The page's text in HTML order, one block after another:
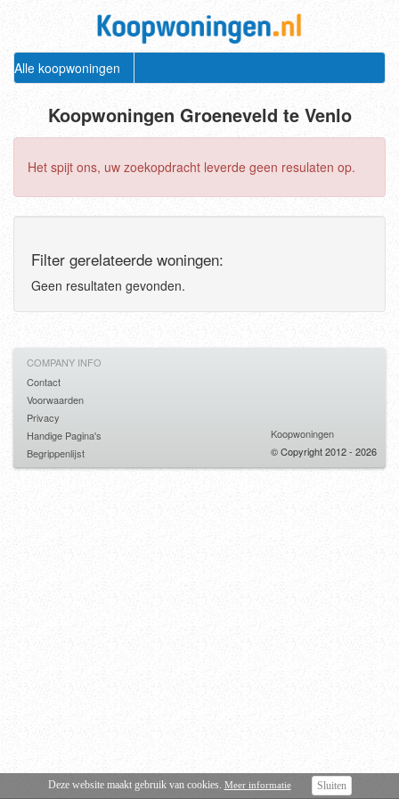
Alle koopwoningen
Koopwoningen Groeneveld te Venlo
Het spijt ons, uw zoekopdracht leverde geen resulaten op.
Filter gerelateerde woningen:
Geen resultaten gevonden.
Deze website maakt gebruik van cookies. Meer informatie Sluiten
COMPANY INFO
Contact
Voorwaarden
Privacy
Handige Pagina's
Begrippenlijst
Koopwoningen
© Copyright 2012 - 2026